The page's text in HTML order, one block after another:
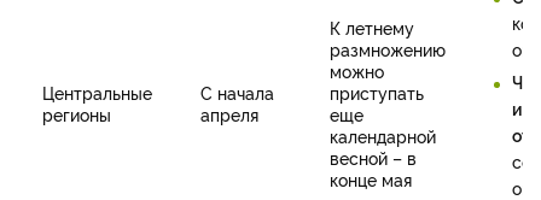
Центральные
регионы
С начала
апреля
К летнему
размножению
можно
приступать
еще
календарной
весной – в
конце мая
и